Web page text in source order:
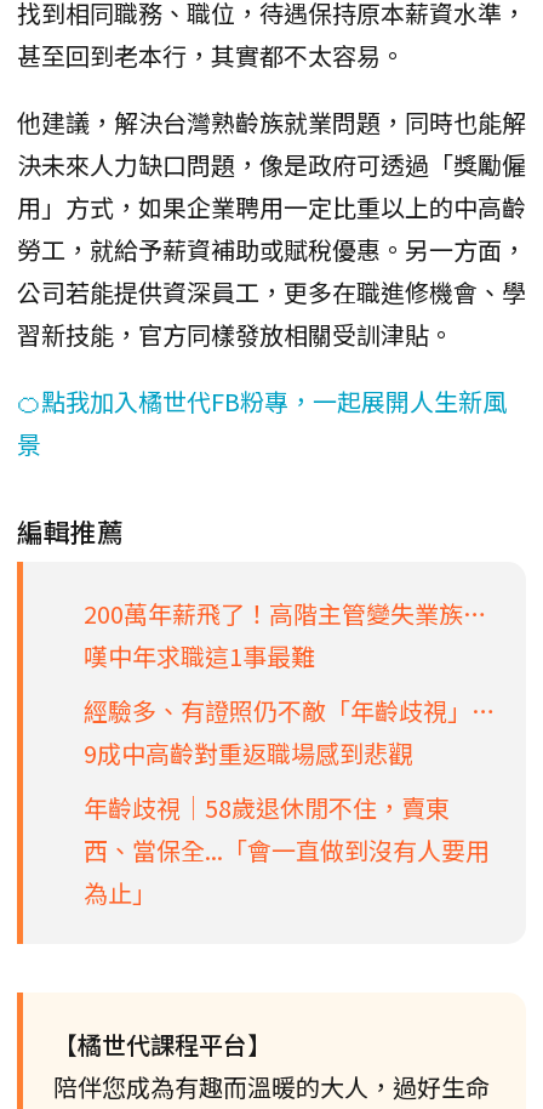
找到相同職務、職位，待遇保持原本薪資水準，
甚至回到老本行，其實都不太容易。
他建議，解決台灣熟齡族就業問題，同時也能解
決未來人力缺口問題，像是政府可透過「獎勵僱
用」方式，如果企業聘用一定比重以上的中高齡
勞工，就給予薪資補助或賦稅優惠。另一方面，
公司若能提供資深員工，更多在職進修機會、學
習新技能，官方同樣發放相關受訓津貼。
🍊點我加入橘世代FB粉專，一起展開人生新風
景
編輯推薦
200萬年薪飛了！高階主管變失業族…
嘆中年求職這1事最難
經驗多、有證照仍不敵「年齡歧視」…
9成中高齡對重返職場感到悲觀
年齡歧視│58歲退休閒不住，賣東
西、當保全...「會一直做到沒有人要用
為止」
【橘世代課程平台】
陪伴您成為有趣而溫暖的大人，過好生命